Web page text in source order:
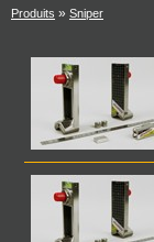
Produits » Sniper